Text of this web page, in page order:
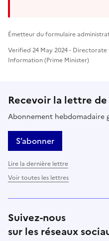
Émetteur du formulaire
Verified 24 May 2024 -
Information (Prime Minister)
Recevoir la lettre
Abonnement hebdomadaire
S’abonner
Lire la dernière lettre
Voir toutes les lettres
Suivez-nous
sur les réseaux